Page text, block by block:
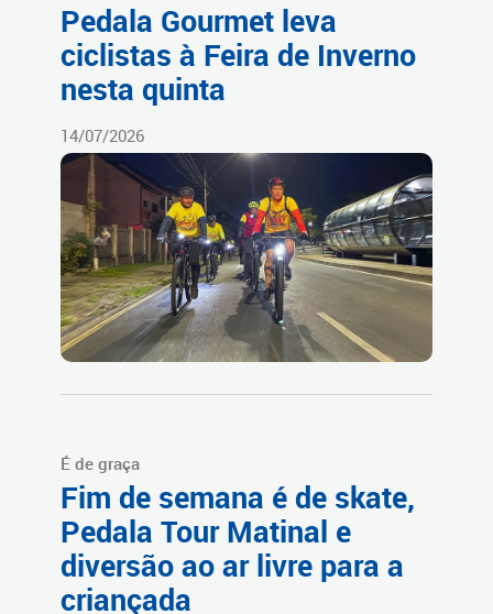
Pedala Gourmet leva
ciclistas à Feira de Inverno
nesta quinta
14/07/2026
É de graça
Fim de semana é de skate,
Pedala Tour Matinal e
diversão ao ar livre para a
criançada